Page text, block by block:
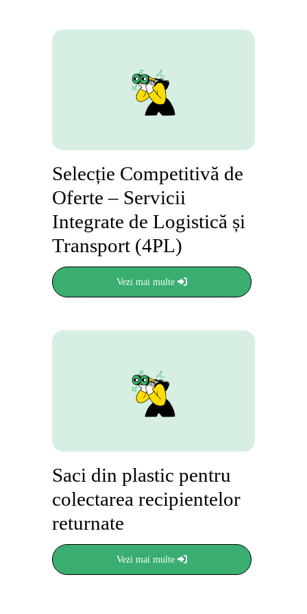
Selecție Competitivă de
Oferte – Servicii
Integrate de Logistică și
Transport (4PL)
Vezi mai multe
Saci din plastic pentru
colectarea recipientelor
returnate
Vezi mai multe